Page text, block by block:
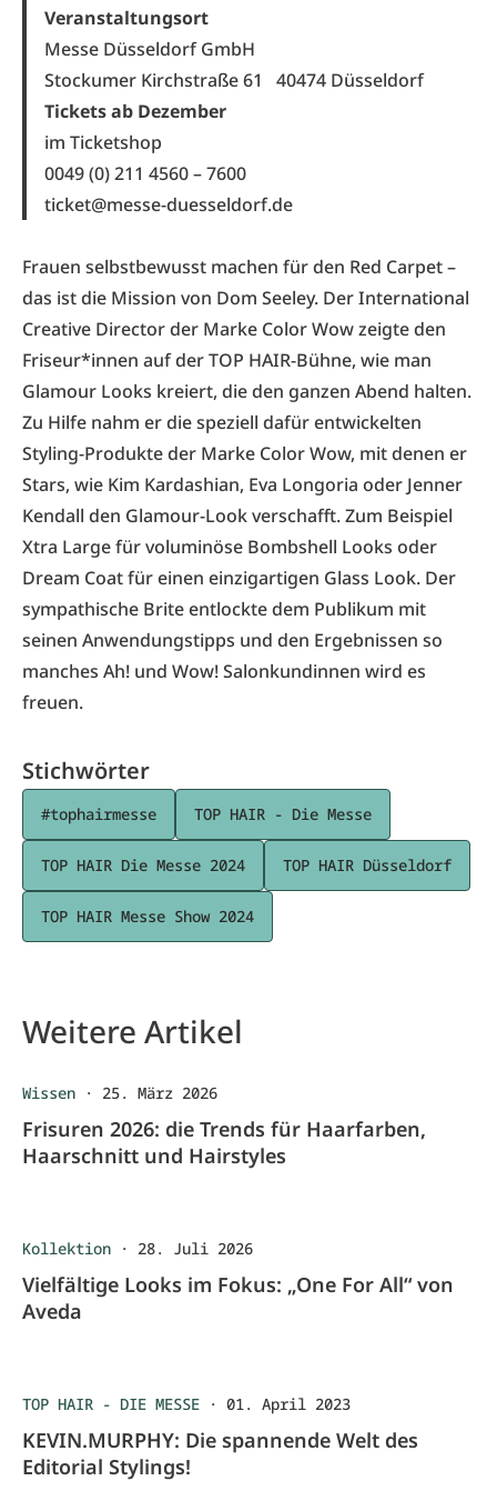
Veranstaltungsort
Messe Düsseldorf GmbH
Stockumer Kirchstraße 61 40474 Düsseldorf
Tickets ab Dezember
im Ticketshop
0049 (0) 211 4560 – 7600
ticket@messe-duesseldorf.de
Frauen selbstbewusst machen für den Red Carpet –
das ist die Mission von Dom Seeley. Der International
Creative Director der Marke Color Wow zeigte den
Friseur*innen auf der TOP HAIR-Bühne, wie man
Glamour Looks kreiert, die den ganzen Abend halten.
Zu Hilfe nahm er die speziell dafür entwickelten
Styling-Produkte der Marke Color Wow, mit denen er
Stars, wie Kim Kardashian, Eva Longoria oder Jenner
Kendall den Glamour-Look verschafft. Zum Beispiel
Xtra Large für voluminöse Bombshell Looks oder
Dream Coat für einen einzigartigen Glass Look. Der
sympathische Brite entlockte dem Publikum mit
seinen Anwendungstipps und den Ergebnissen so
manches Ah! und Wow! Salonkundinnen wird es
freuen.
Stichwörter
#tophairmesse TOP HAIR - Die Messe
TOP HAIR Die Messe 2024 TOP HAIR Düsseldorf
TOP HAIR Messe Show 2024
Weitere Artikel
Wissen · 25. März 2026
Frisuren 2026: die Trends für Haarfarben,
Haarschnitt und Hairstyles
Kollektion · 28. Juli 2026
Vielfältige Looks im Fokus: „One For All“ von
Aveda
TOP HAIR - DIE MESSE · 01. April 2023
KEVIN.MURPHY: Die spannende Welt des
Editorial Stylings!